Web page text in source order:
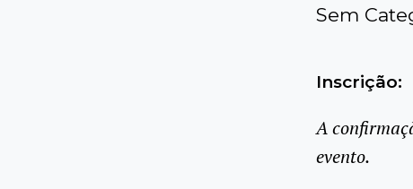
Sem
Inscrição:
A
evento.